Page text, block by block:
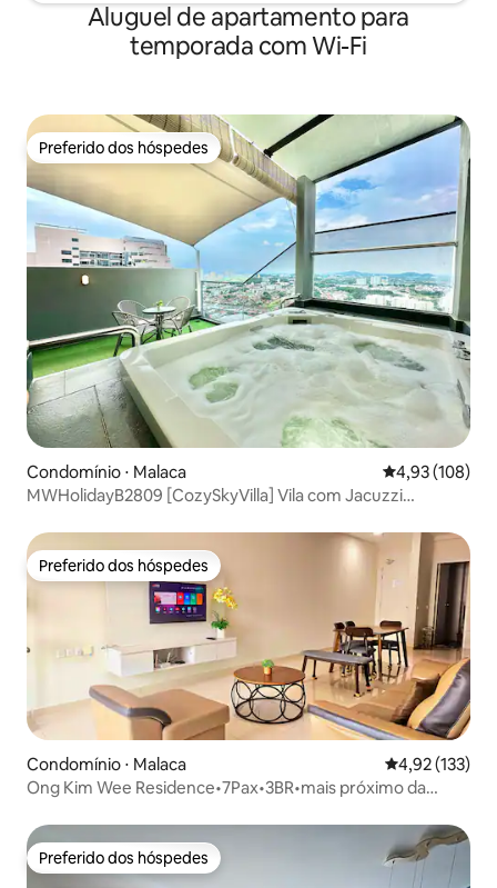
Aluguel de apartamento para
temporada com Wi-Fi
Preferido dos hóspedes
Preferido dos hóspedes
Condomínio ⋅ Malaca 4,93 de uma
4,93 (108)
MWHolidayB2809 [CozySkyVilla] Vila com Jacuzzi
Preferido dos hóspedes
Preferido dos hóspedes
Condomínio ⋅ Malaca 4,92 de uma
4,92 (133)
Ong Kim Wee Residence•7Pax•3BR•mais próximo da
Preferido dos hóspedes
Preferido dos hóspedes